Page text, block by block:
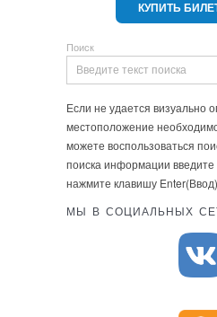
КУПИТЬ
Поиск
Если не удается визуально
местоположение
можете воспользоваться
поиска информации
нажмите клавишу
МЫ В СОЦИАЛЬНЫХ